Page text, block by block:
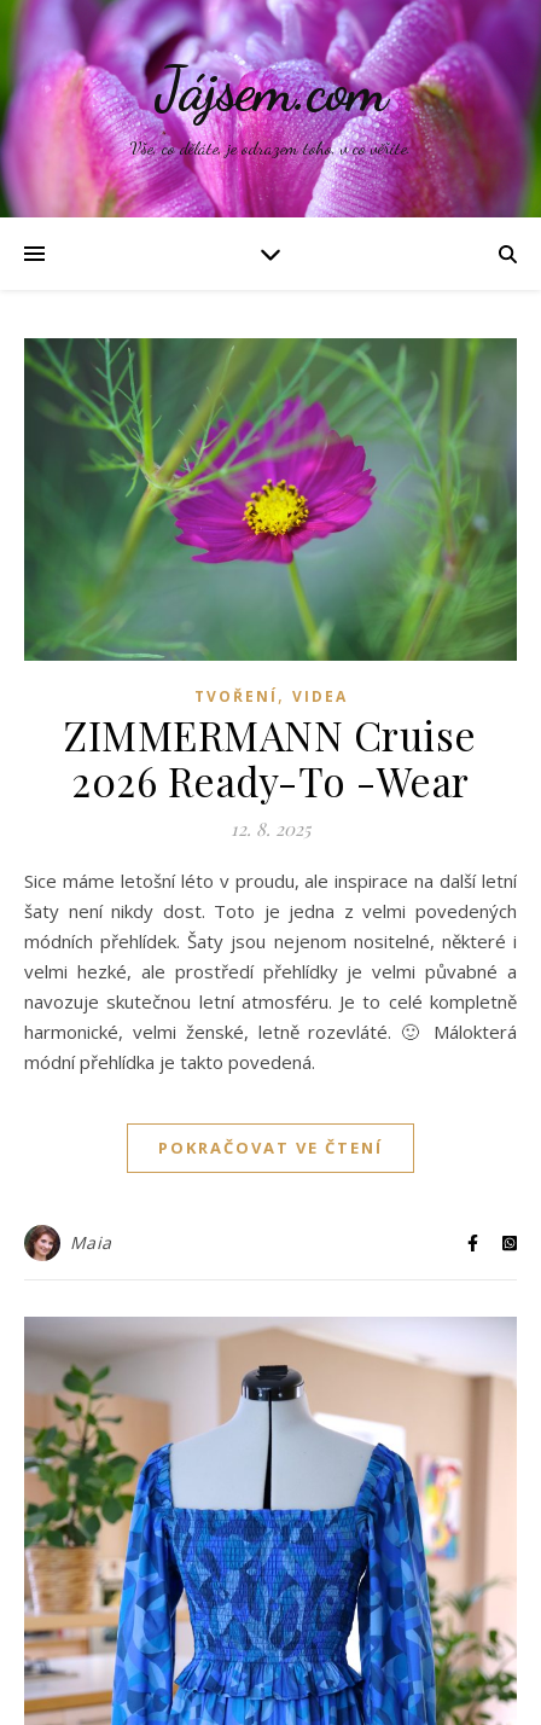
Jájsem.com
Vše, co děláte, je odrazem toho, v co věříte.
TVOŘENÍ , VIDEA
ZIMMERMANN Cruise
2026 Ready-To -Wear
12. 8. 2025
Sice máme letošní léto v proudu, ale inspirace na další letní
šaty není nikdy dost. Toto je jedna z velmi povedených
módních přehlídek. Šaty jsou nejenom nositelné, některé i
velmi hezké, ale prostředí přehlídky je velmi půvabné a
navozuje skutečnou letní atmosféru. Je to celé kompletně
harmonické, velmi ženské, letně rozevláté. 🙂 Málokterá
módní přehlídka je takto povedená.
POKRAČOVAT VE ČTENÍ
Maia